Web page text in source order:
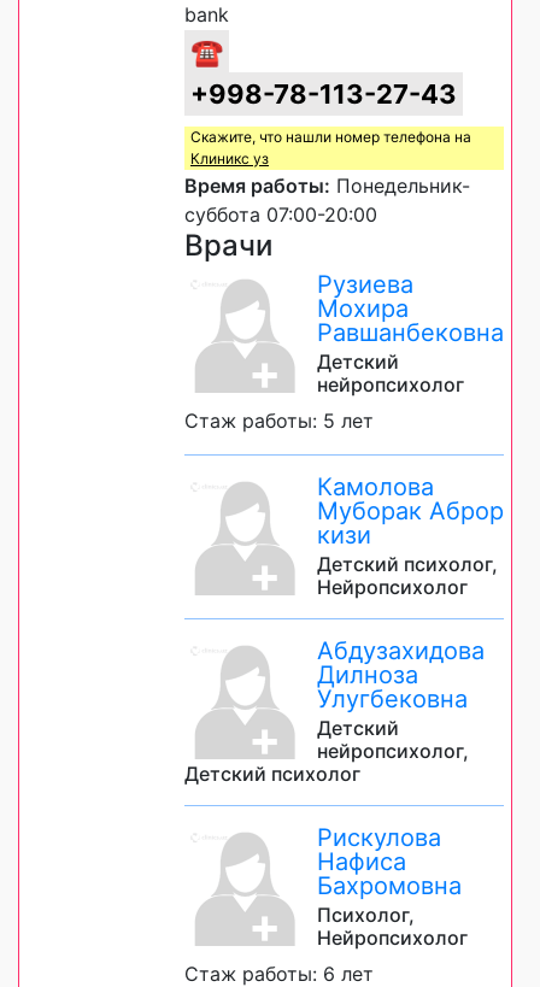
bank
☎
+998-78-113-27-43
Скажите, что нашли номер телефона на
Клиникс уз
Время работы: Понедельник-
суббота 07:00-20:00
Врачи
Рузиева
Мохира
Равшанбековна
Детский
нейропсихолог
Стаж работы: 5 лет
Камолова
Муборак Аброр
кизи
Детский психолог,
Нейропсихолог
Абдузахидова
Дилноза
Улугбековна
Детский
нейропсихолог,
Детский психолог
Рискулова
Нафиса
Бахромовна
Психолог,
Нейропсихолог
Стаж работы: 6 лет